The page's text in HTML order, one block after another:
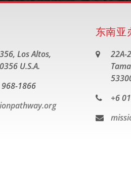
Los Altos,
U.S.A.
1866
东南亚
22A-
+6